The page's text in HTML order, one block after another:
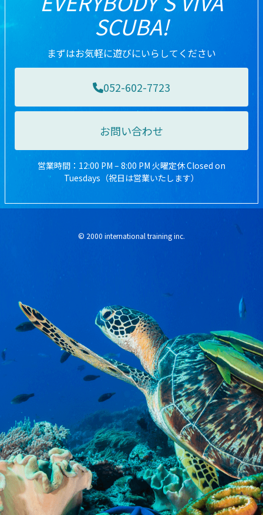
SCUBA!
まずはお気軽に遊びにいらしてください
052-602-7723
お問い合わせ
営業時間：12:00 PM – 8:00 PM 火曜定休 Closed on
Tuesdays（祝日は営業いたします）
© 2000 international training inc.